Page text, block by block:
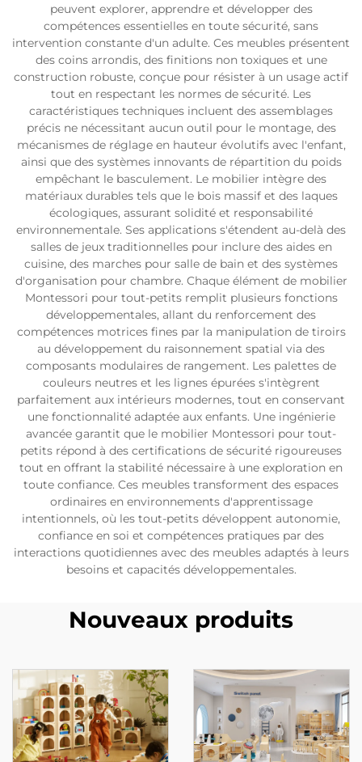
peuvent explorer, apprendre et développer des
compétences essentielles en toute sécurité, sans
intervention constante d'un adulte. Ces meubles présentent
des coins arrondis, des finitions non toxiques et une
construction robuste, conçue pour résister à un usage actif
tout en respectant les normes de sécurité. Les
caractéristiques techniques incluent des assemblages
précis ne nécessitant aucun outil pour le montage, des
mécanismes de réglage en hauteur évolutifs avec l'enfant,
ainsi que des systèmes innovants de répartition du poids
empêchant le basculement. Le mobilier intègre des
matériaux durables tels que le bois massif et des laques
écologiques, assurant solidité et responsabilité
environnementale. Ses applications s'étendent au-delà des
salles de jeux traditionnelles pour inclure des aides en
cuisine, des marches pour salle de bain et des systèmes
d'organisation pour chambre. Chaque élément de mobilier
Montessori pour tout-petits remplit plusieurs fonctions
développementales, allant du renforcement des
compétences motrices fines par la manipulation de tiroirs
au développement du raisonnement spatial via des
composants modulaires de rangement. Les palettes de
couleurs neutres et les lignes épurées s'intègrent
parfaitement aux intérieurs modernes, tout en conservant
une fonctionnalité adaptée aux enfants. Une ingénierie
avancée garantit que le mobilier Montessori pour tout-
petits répond à des certifications de sécurité rigoureuses
tout en offrant la stabilité nécessaire à une exploration en
toute confiance. Ces meubles transforment des espaces
ordinaires en environnements d'apprentissage
intentionnels, où les tout-petits développent autonomie,
confiance en soi et compétences pratiques par des
interactions quotidiennes avec des meubles adaptés à leurs
besoins et capacités développementales.
Nouveaux produits